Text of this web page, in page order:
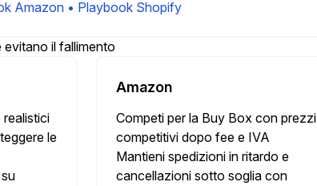
Amazon • Playbook Shopify
il fallimento
le
Amazon
Competi per la Buy Box con prezzi
competitivi dopo fee e IVA
Mantieni spedizioni in ritardo e
cancellazioni sotto soglia con